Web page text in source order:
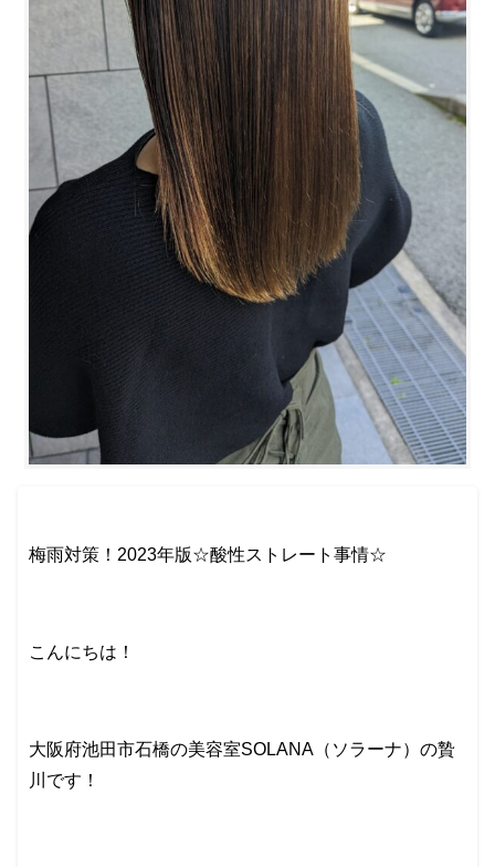
梅雨対策！2023年版☆酸性ストレート事情☆
こんにちは！
大阪府池田市石橋の美容室SOLANA（ソラーナ）の贄
川です！